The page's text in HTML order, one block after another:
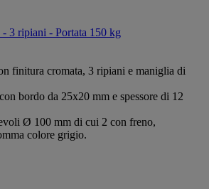
- 3 ripiani - Portata 150 kg
finitura cromata, 3 ripiani e maniglia di
bordo da 25x20 mm e spessore di 12
Ø 100 mm di cui 2 con freno,
colore grigio.